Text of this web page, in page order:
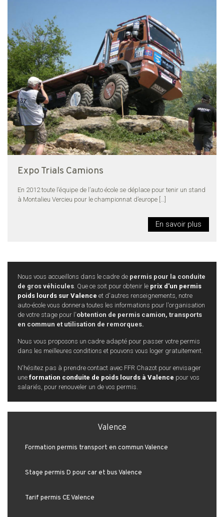
Expo Trials Camions
En 2012 toute l’équipe de l’auto école se déplace pour tenir un stand
à Montalieu Vercieu pour le championnat d’europe
En savoir plus
Nous vous accueillons dans le cadre de permis pour la conduite
de gros véhicules . Que ce soit pour obtenir le prix d'un permis
poids lourds sur Valence et d'autres renseignements, notre
auto-école vous donnera toutes les informations pour l'organisation
de votre stage pour l'obtention de permis camion, transports
en commun et utilisation de remorques.
Nous vous proposons un cadre adapté pour passer votre permis
dans les meilleures conditions et pouvons vous loger gratuitement.
N'hésitez pas à prendre contact avec FFR Chazot pour envisager
une formation conduite de poids lourds à Valence pour vos
salariés, pour renouveler un de vos permis.
Valence
Formation permis transport en commun Valence
Stage permis D pour car et bus Valence
Tarif permis CE Valence